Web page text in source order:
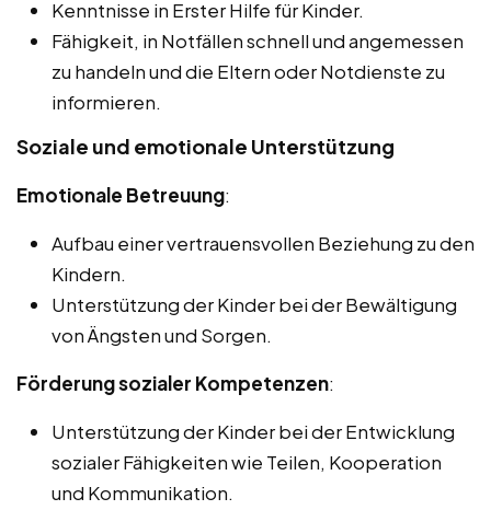
Kenntnisse in Erster Hilfe für Kinder.
Fähigkeit, in Notfällen schnell und angemessen
zu handeln und die Eltern oder Notdienste zu
informieren.
Soziale und emotionale Unterstützung
Emotionale Betreuung:
Aufbau einer vertrauensvollen Beziehung zu den
Kindern.
Unterstützung der Kinder bei der Bewältigung
von Ängsten und Sorgen.
Förderung sozialer Kompetenzen:
Unterstützung der Kinder bei der Entwicklung
sozialer Fähigkeiten wie Teilen, Kooperation
und Kommunikation.